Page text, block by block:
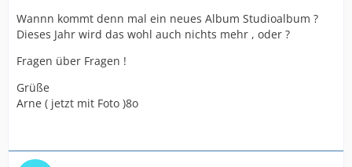
Wannn kommt denn mal ein neues Album Studioalbum ?
Dieses Jahr wird das wohl auch nichts mehr , oder ?
Fragen über Fragen !
Grüße
Arne ( jetzt mit Foto )8o